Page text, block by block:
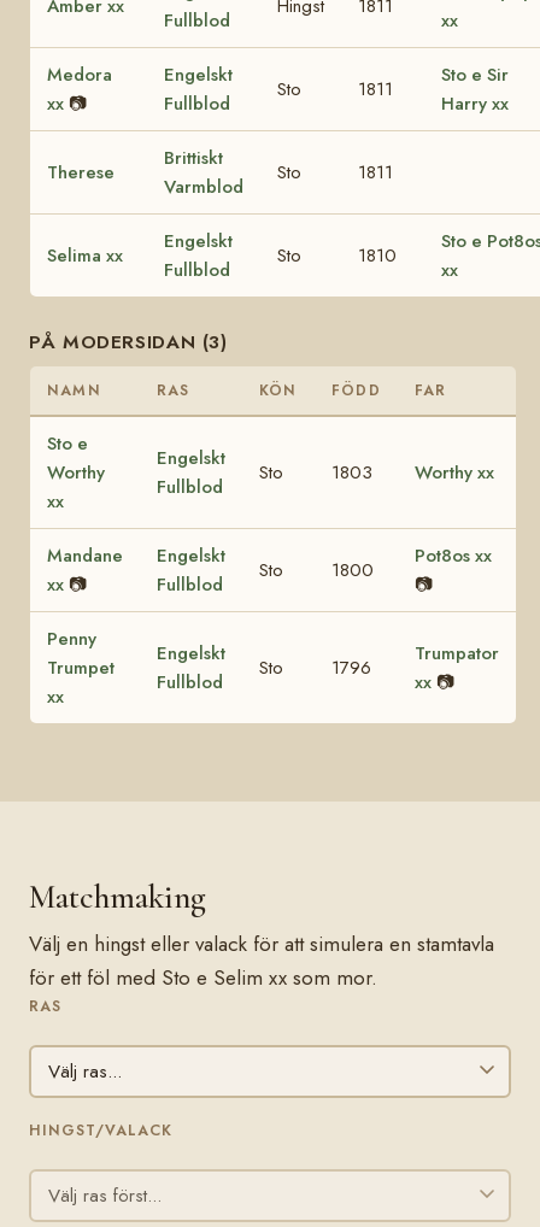
Amber xx
Fullblod
Hingst 1811
xx
Medora
xx 📷
Engelskt
Fullblod
Sto 1811
Sto e Sir
Harry xx
Therese
Brittiskt
Varmblod
Sto 1811
Selima xx
Engelskt
Fullblod
Sto 1810
Sto e
xx
PÅ MODERSIDAN (3)
NAMN RAS KÖN FÖDD FAR
Sto e
Worthy
xx
Engelskt
Fullblod
Sto 1803 Worthy xx
Mandane
xx 📷
Engelskt
Fullblod
Sto 1800
Pot8os xx
📷
Penny
Trumpet
xx
Engelskt
Fullblod
Sto 1796
Trumpator
xx 📷
Matchmaking
Välj en hingst eller valack för att simulera en stamtavla
för ett föl med Sto e Selim xx som mor.
RAS
HINGST/VALACK